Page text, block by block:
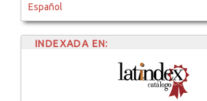
Español
INDEXADA EN: